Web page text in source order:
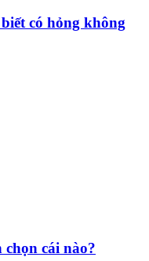
có hỏng không
cái nào?